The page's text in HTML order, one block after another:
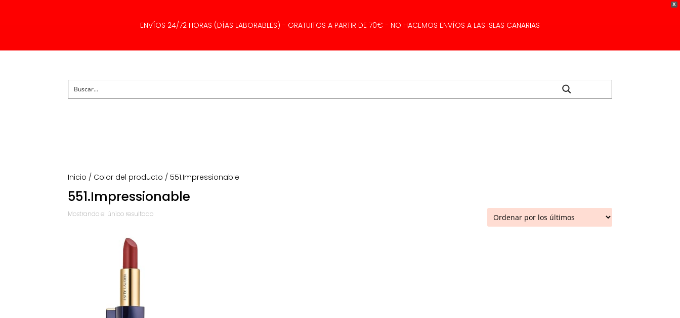
X
ENVÍOS 24/72 HORAS (DÍAS LABORABLES) - GRATUITOS A PARTIR DE 70€ - NO HACEMOS ENVÍOS A LAS ISLAS CANARIAS
Inicio / Color del producto / 551.Impressionable
551.Impressionable
Mostrando el único resultado